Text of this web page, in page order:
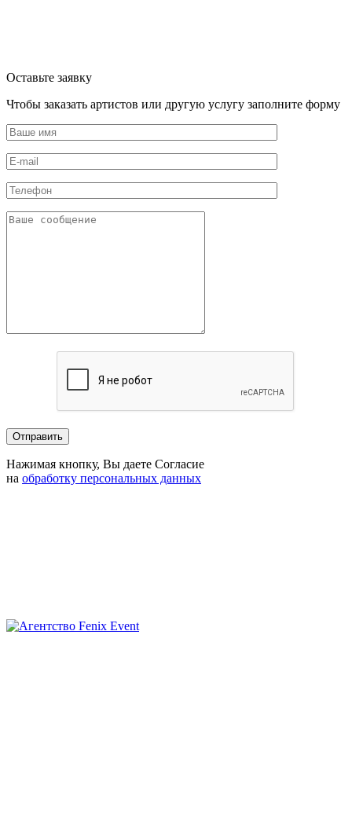
Оставьте заявку
Чтобы заказать артистов или другую услугу заполните форму
Нажимая кнопку, Вы даете Согласие
на обработку персональных данных
Агентство